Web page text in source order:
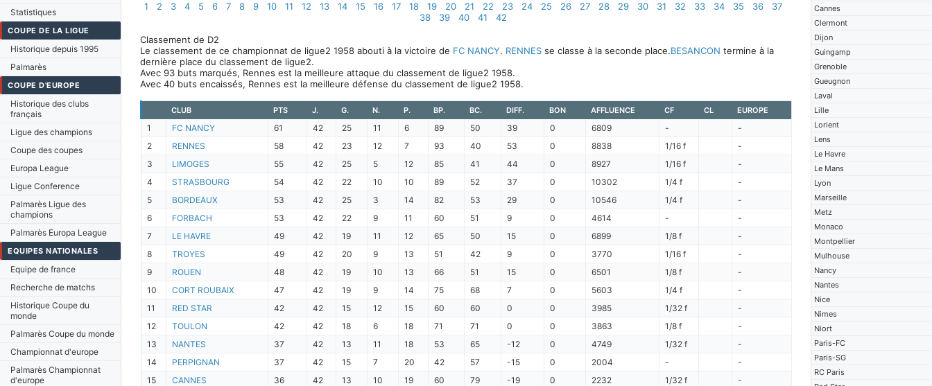
Statistiques
COUPE DE LA LIGUE
Historique depuis 1995
Palmarès
COUPE D'EUROPE
Historique des clubs
français
Ligue des champions
Coupe des coupes
Europa League
Ligue Conference
Palmarès Ligue des
champions
Palmarès Europa League
EQUIPES NATIONALES
Equipe de france
Recherche de matchs
Historique Coupe du
monde
Palmarès Coupe du monde
Championnat d'europe
Palmarès Championnat
d'europe
Cannes
Clermont
Dijon
Guingamp
Grenoble
Gueugnon
Laval
Lille
Lorient
Lens
Le Havre
Le Mans
Lyon
Marseille
Metz
Monaco
Montpellier
Mulhouse
Nancy
Nantes
Nice
Nimes
Niort
Paris-FC
Paris-SG
RC Paris
1
2 3 4 5 6 7 8 9 10 11 12 13 14 15 16 17 18 19 20 21 22 23 24 25 26 27 28 29 30 31 32 33 34 35 36
37
38
39 40 41
42
Classement de D2
Le classement de ce championnat de ligue2 1958 abouti à la victoire de FC NANCY. RENNESse classe à la seconde place.BESANCON termine à la
dernière place du classement de ligue2.
Avec 93 buts marqués, Rennes est la meilleure attaque du classement de ligue2 1958.
Avec 40 buts encaissés, Rennes est la meilleure défense du classement de ligue2 1958.
CLUB PTS J. G. N. P. BP. BC. DIFF. BON AFFLUENCE CF CL EUROPE
1 FC NANCY 61 42 25 11 6 89 50 39 0 6809 -
-
2
RENNES 58 42 23 12 7 93 40 53 0 8838 1/16 f
-
3
LIMOGES 55 42 25 5 12 85 41 44 0 8927 1/16 f
-
4
STRASBOURG 54 42 22 10 10 89 52 37 0 10302 1/4 f
-
5
BORDEAUX 53 42 25 3 14 82 53 29 0 10546 1/4 f
-
6
FORBACH 53 42 22 9 11 60 51 9 0 4614 -
-
7
LE HAVRE 49 42 19 11 12 65 50 15 0 6899 1/8 f
-
8
TROYES 49 42 20 9 13 51 42 9 0 3770 1/16 f
-
9
ROUEN 48 42 19 10 13 66 51 15 0 6501 1/8 f
-
10
CORT ROUBAIX 47 42 19 9 14 75 68 7 0 5603 1/4 f
-
11
RED STAR 42 42 15 12 15 60 60 0 0 3985 1/32 f
-
12
TOULON 42 42 18 6 18 71 71 0 0 3863 1/8 f
-
13
NANTES 37 42 13 11 18 53 65 -12 0 4749 1/32 f
-
14
PERPIGNAN 37 42 15 7 20 42 57 -15 0 2004 -
-
15
CANNES 36 42 13 10 19 60 79 -19 0 2232 1/32 f -